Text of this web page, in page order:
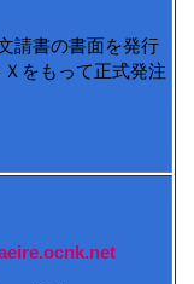
請書の書面を発行
をもって正式発注